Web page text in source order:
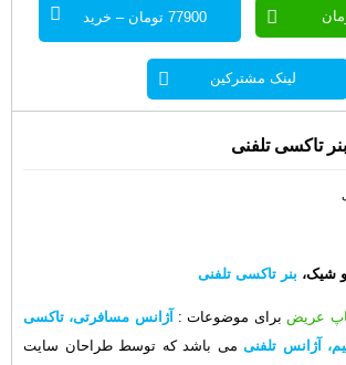
77900 تومان – خرید
لینک مشترکین
بنر تاکسی تلفنی
و شیک، بنر تاکسی تلفنی
عریض برای موضوعات : آژانس مسافرتی، تاکسی
آژانس تلفنی می باشد که توسط طراحان سایت